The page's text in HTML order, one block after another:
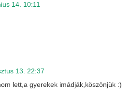
14. 10:11
13. 22:37
lett,a gyerekek imádják,köszönjük :)